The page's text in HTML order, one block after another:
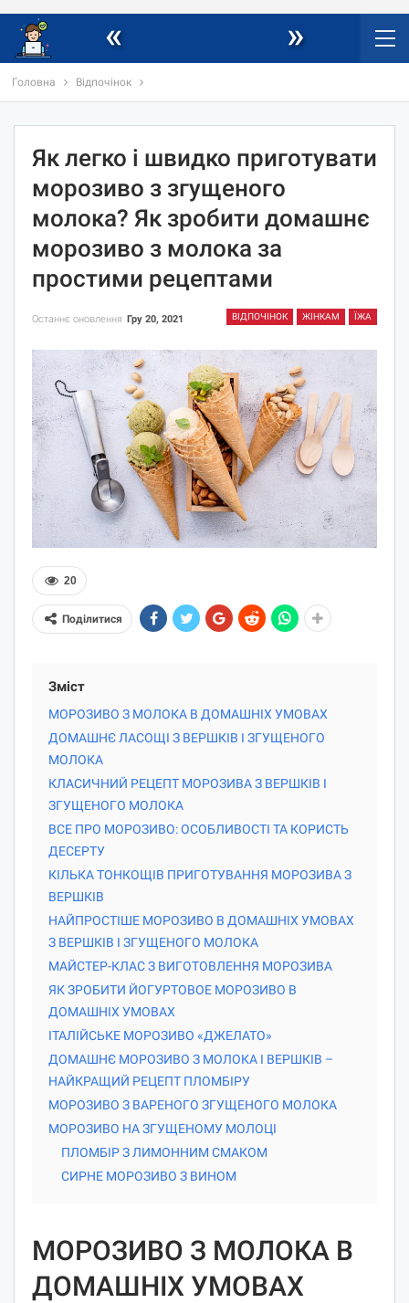
« »
Головна Відпочінок
Як легко і швидко приготувати
морозиво з згущеного
молока? Як зробити домашнє
морозиво з молока за
простими рецептами
ВІДПОЧІНОК ЖІНКАМ ЇЖА
Останнє оновлення Гру 20, 2021
20
Поділитися
Зміст
МОРОЗИВО З МОЛОКА В ДОМАШНІХ УМОВАХ
ДОМАШНЄ ЛАСОЩІ З ВЕРШКІВ І ЗГУЩЕНОГО
МОЛОКА
КЛАСИЧНИЙ РЕЦЕПТ МОРОЗИВА З ВЕРШКІВ І
ЗГУЩЕНОГО МОЛОКА
ВСЕ ПРО МОРОЗИВО: ОСОБЛИВОСТІ ТА КОРИСТЬ
ДЕСЕРТУ
КІЛЬКА ТОНКОЩІВ ПРИГОТУВАННЯ МОРОЗИВА З
ВЕРШКІВ
НАЙПРОСТІШЕ МОРОЗИВО В ДОМАШНІХ УМОВАХ
З ВЕРШКІВ І ЗГУЩЕНОГО МОЛОКА
МАЙСТЕР-КЛАС З ВИГОТОВЛЕННЯ МОРОЗИВА
ЯК ЗРОБИТИ ЙОГУРТОВОЕ МОРОЗИВО В
ДОМАШНІХ УМОВАХ
ІТАЛІЙСЬКЕ МОРОЗИВО «ДЖЕЛАТО»
ДОМАШНЄ МОРОЗИВО З МОЛОКА І ВЕРШКІВ –
НАЙКРАЩИЙ РЕЦЕПТ ПЛОМБІРУ
МОРОЗИВО З ВАРЕНОГО ЗГУЩЕНОГО МОЛОКА
МОРОЗИВО НА ЗГУЩЕНОМУ МОЛОЦІ
ПЛОМБІР З ЛИМОННИМ СМАКОМ
СИРНЕ МОРОЗИВО З ВИНОМ
МОРОЗИВО З МОЛОКА В
ДОМАШНІХ УМОВАХ